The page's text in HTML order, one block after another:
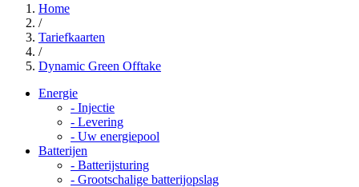
Home
/
Tariefkaarten
/
Dynamic Green Offtake
Energie
- Injectie
- Levering
- Uw energiepool
Batterijen
- Batterijsturing
- Grootschalige batterijopslag